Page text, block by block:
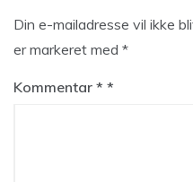
Din e-mailadresse vil ikke
er markeret med *
Kommentar *